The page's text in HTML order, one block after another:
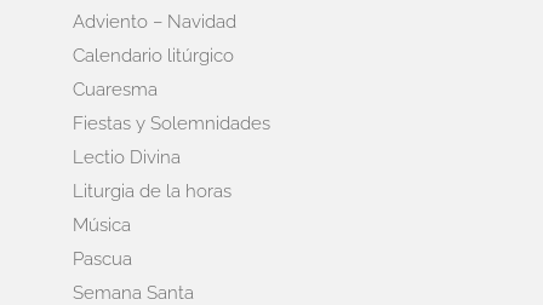
Adviento – Navidad
Calendario litúrgico
Cuaresma
Fiestas y Solemnidades
Lectio Divina
Liturgia de la horas
Música
Pascua
Semana Santa